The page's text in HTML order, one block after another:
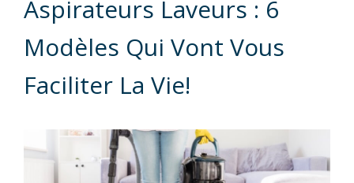
Aspirateurs Laveurs : 6
Modèles Qui Vont Vous
Faciliter La Vie!